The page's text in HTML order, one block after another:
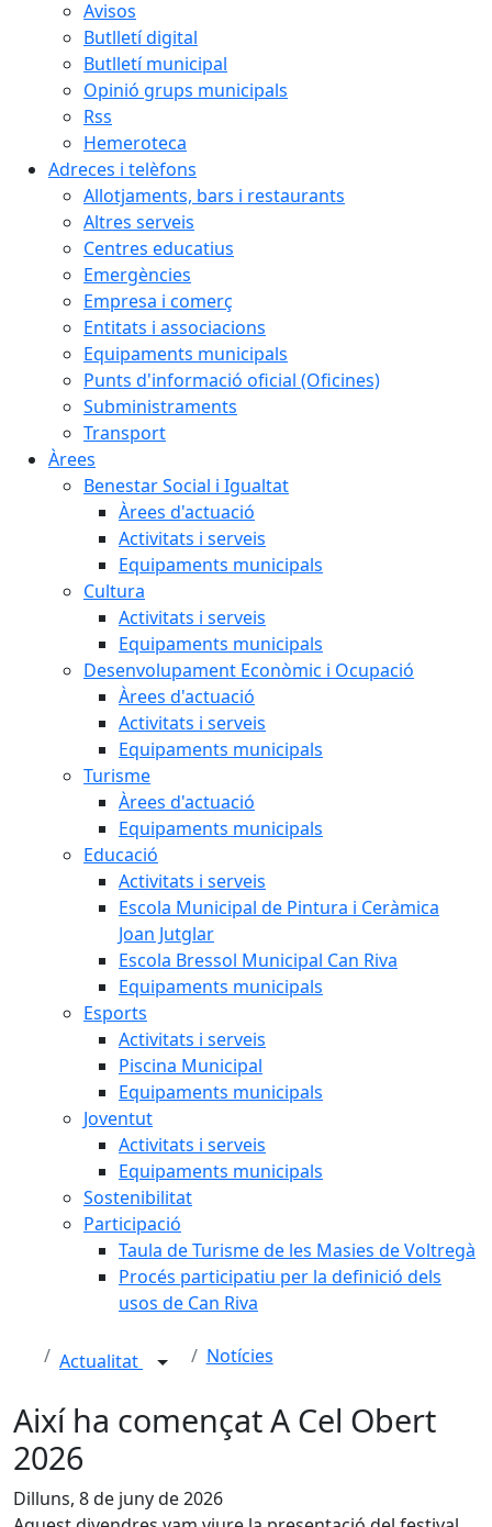
Avisos
Butlletí digital
Butlletí municipal
Opinió grups municipals
Rss
Hemeroteca
Adreces i telèfons
Allotjaments, bars i restaurants
Altres serveis
Centres educatius
Emergències
Empresa i comerç
Entitats i associacions
Equipaments municipals
Punts d'informació oficial (Oficines)
Subministraments
Transport
Àrees
Benestar Social i Igualtat
Àrees d'actuació
Activitats i serveis
Equipaments municipals
Cultura
Activitats i serveis
Equipaments municipals
Desenvolupament Econòmic i Ocupació
Àrees d'actuació
Activitats i serveis
Equipaments municipals
Turisme
Àrees d'actuació
Equipaments municipals
Educació
Activitats i serveis
Escola Municipal de Pintura i Ceràmica
Joan Jutglar
Escola Bressol Municipal Can Riva
Equipaments municipals
Esports
Activitats i serveis
Piscina Municipal
Equipaments municipals
Joventut
Activitats i serveis
Equipaments municipals
Sostenibilitat
Participació
Taula de Turisme de les Masies de Voltregà
Procés participatiu per la definició dels
usos de Can Riva
Actualitat Notícies
Així ha començat A Cel Obert
2026
Dilluns, 8 de juny de 2026